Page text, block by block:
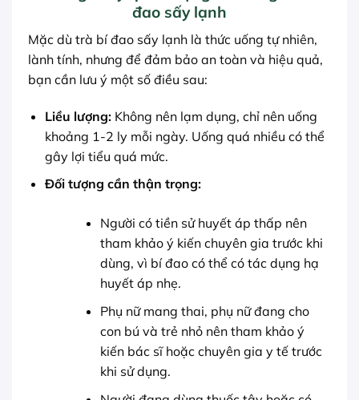
đao sấy lạnh
Mặc dù trà bí đao sấy lạnh là thức uống tự nhiên,
lành tính, nhưng để đảm bảo an toàn và hiệu quả,
bạn cần lưu ý một số điều sau:
Liều lượng:Không nên lạm dụng, chỉ nên uống
khoảng 1-2 ly mỗi ngày. Uống quá nhiều có thể
gây lợi tiểu quá mức.
Đối tượng cần thận trọng:
Người có tiền sử huyết áp thấp nên
tham khảo ý kiến chuyên gia trước khi
dùng, vì bí đao có thể có tác dụng hạ
huyết áp nhẹ.
Phụ nữ mang thai, phụ nữ đang cho
con bú và trẻ nhỏ nên tham khảo ý
kiến bác sĩ hoặc chuyên gia y tế trước
khi sử dụng.